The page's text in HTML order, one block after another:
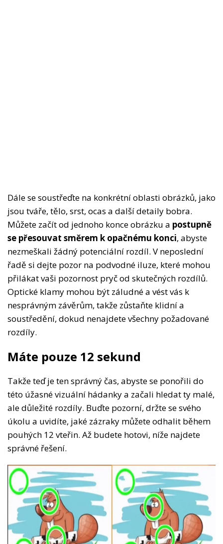
Dále se soustřeďte na konkrétní oblasti obrázků, jako
jsou tváře, tělo, srst, ocas a další detaily bobra.
Můžete začít od jednoho konce obrázku a postupně
se přesouvat směrem k opačnému konci, abyste
nezmeškali žádný potenciální rozdíl. V neposlední
řadě si dejte pozor na podvodné iluze, které mohou
přilákat vaši pozornost pryč od skutečných rozdílů.
Optické klamy mohou být záludné a vést vás k
nesprávným závěrům, takže zůstaňte klidní a
soustředění, dokud nenajdete všechny požadované
rozdíly.
Máte pouze 12 sekund
Takže teď je ten správný čas, abyste se ponořili do
této úžasné vizuální hádanky a začali hledat ty malé,
ale důležité rozdíly. Buďte pozorní, držte se svého
úkolu a uvidíte, jaké zázraky můžete odhalit během
pouhých 12 vteřin. Až budete hotovi, níže najdete
správné řešení.